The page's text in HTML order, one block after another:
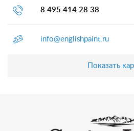
8 495 414 28 38
info@englishpaint.ru
Показать